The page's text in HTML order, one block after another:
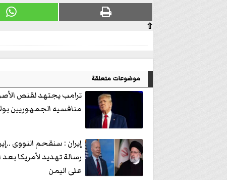
⇧
موضوعات متعلقة
ترامب يجتهد لقنص
منافسيه الجمهوريين
إيران : سنقحم النووى
رسالة تهديد لأمريكا
على اليمن